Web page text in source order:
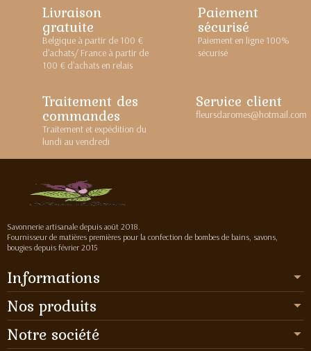
Livraison
gratuite
Belgique à partir de 100 €
d'achats/ France à partir de
100 € d'achats en relais
Paiement
sécurisé
Paiement en ligne 100%
sécurisé
Traitement des
commandes
Traitement et expédition du
lundi au vendredi
Service client
fleursdaromes@hotmail.com
Savonnerie artisanale depuis août 2018.
Fournisseur de matières premières pour la confection de bombes de bains, savons,
bougies depuis février 2015
Informations
Nos produits
Notre société